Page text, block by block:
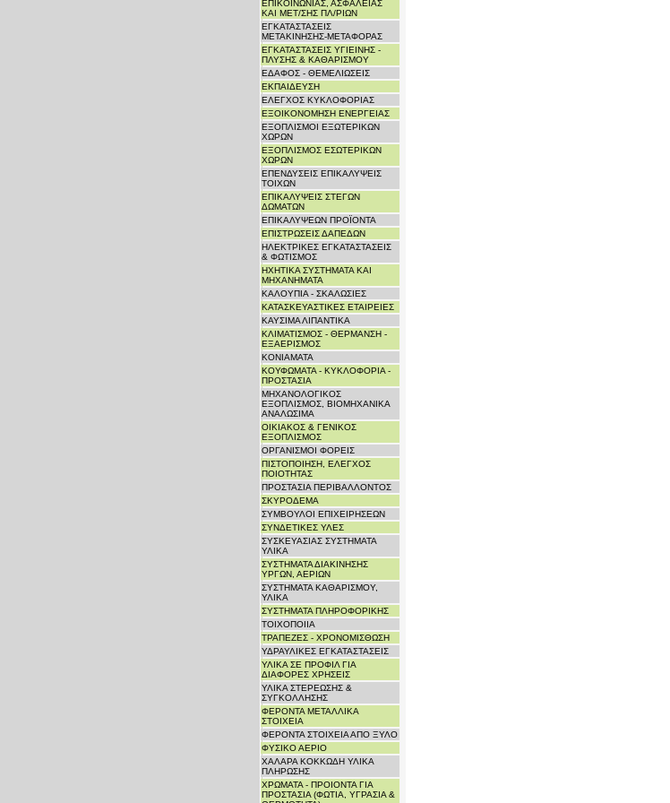
ΕΠΙΚΟΙΝΩΝΙΑΣ, ΑΣΦΑΛΕΙΑΣ
ΚΑΙ ΜΕΤ/ΣΗΣ ΠΛ/ΡΙΩΝ
ΕΓΚΑΤΑΣΤΑΣΕΙΣ
ΜΕΤΑΚΙΝΗΣΗΣ-ΜΕΤΑΦΟΡΑΣ
ΕΓΚΑΤΑΣΤΑΣΕΙΣ ΥΓΙΕΙΝΗΣ -
ΠΛΥΣΗΣ & ΚΑΘΑΡΙΣΜΟΥ
ΕΔΑΦΟΣ - ΘΕΜΕΛΙΩΣΕΙΣ
ΕΚΠΑΙΔΕΥΣΗ
ΕΛΕΓΧΟΣ ΚΥΚΛΟΦΟΡΙΑΣ
ΕΞΟΙΚΟΝΟΜΗΣΗ ΕΝΕΡΓΕΙΑΣ
ΕΞΟΠΛΙΣΜΟΙ ΕΞΩΤΕΡΙΚΩΝ
ΧΩΡΩΝ
ΕΞΟΠΛΙΣΜΟΣ ΕΣΩΤΕΡΙΚΩΝ
ΧΩΡΩΝ
ΕΠΕΝΔΥΣΕΙΣ ΕΠΙΚΑΛΥΨΕΙΣ
ΤΟΙΧΩΝ
ΕΠΙΚΑΛΥΨΕΙΣ ΣΤΕΓΩΝ
ΔΩΜΑΤΩΝ
ΕΠΙΚΑΛΥΨΕΩΝ ΠΡΟΪΟΝΤΑ
ΕΠΙΣΤΡΩΣΕΙΣ ΔΑΠΕΔΩΝ
ΗΛΕΚΤΡΙΚΕΣ ΕΓΚΑΤΑΣΤΑΣΕΙΣ
& ΦΩΤΙΣΜΟΣ
ΗΧΗΤΙΚΑ ΣΥΣΤΗΜΑΤΑ ΚΑΙ
ΜΗΧΑΝΗΜΑΤΑ
ΚΑΛΟΥΠΙΑ - ΣΚΑΛΩΣΙΕΣ
ΚΑΤΑΣΚΕΥΑΣΤΙΚΕΣ ΕΤΑΙΡΕΙΕΣ
ΚΑΥΣΙΜΑ ΛΙΠΑΝΤΙΚΑ
ΚΛΙΜΑΤΙΣΜΟΣ - ΘΕΡΜΑΝΣΗ -
ΕΞΑΕΡΙΣΜΟΣ
ΚΟΝΙΑΜΑΤΑ
ΚΟΥΦΩΜΑΤΑ - ΚΥΚΛΟΦΟΡΙΑ -
ΠΡΟΣΤΑΣΙΑ
ΜΗΧΑΝΟΛΟΓΙΚΟΣ
ΕΞΟΠΛΙΣΜΟΣ, ΒΙΟΜΗΧΑΝΙΚΑ
ΑΝΑΛΩΣΙΜΑ
ΟΙΚΙΑΚΟΣ & ΓΕΝΙΚΟΣ
ΕΞΟΠΛΙΣΜΟΣ
ΟΡΓΑΝΙΣΜΟΙ ΦΟΡΕΙΣ
ΠΙΣΤΟΠΟΙΗΣΗ, ΕΛΕΓΧΟΣ
ΠΟΙΟΤΗΤΑΣ
ΠΡΟΣΤΑΣΙΑ ΠΕΡΙΒΑΛΛΟΝΤΟΣ
ΣΚΥΡΟΔΕΜΑ
ΣΥΜΒΟΥΛΟΙ ΕΠΙΧΕΙΡΗΣΕΩΝ
ΣΥΝΔΕΤΙΚΕΣ ΥΛΕΣ
ΣΥΣΚΕΥΑΣΙΑΣ ΣΥΣΤΗΜΑΤΑ
ΥΛΙΚΑ
ΣΥΣΤΗΜΑΤΑ ΔΙΑΚΙΝΗΣΗΣ
ΥΡΓΩΝ, ΑΕΡΙΩΝ
ΣΥΣΤΗΜΑΤΑ ΚΑΘΑΡΙΣΜΟΥ,
ΥΛΙΚΑ
ΣΥΣΤΗΜΑΤΑ ΠΛΗΡΟΦΟΡΙΚΗΣ
ΤΟΙΧΟΠΟΙΙΑ
ΤΡΑΠΕΖΕΣ - ΧΡΟΝΟΜΙΣΘΩΣΗ
ΥΔΡΑΥΛΙΚΕΣ ΕΓΚΑΤΑΣΤΑΣΕΙΣ
ΥΛΙΚΑ ΣΕ ΠΡΟΦΙΛ ΓΙΑ
ΔΙΑΦΟΡΕΣ ΧΡΗΣΕΙΣ
ΥΛΙΚΑ ΣΤΕΡΕΩΣΗΣ &
ΣΥΓΚΟΛΛΗΣΗΣ
ΦΕΡΟΝΤΑ ΜΕΤΑΛΛΙΚΑ
ΣΤΟΙΧΕΙΑ
ΦΕΡΟΝΤΑ ΣΤΟΙΧΕΙΑ ΑΠΟ ΞΥΛΟ
ΦΥΣΙΚΟ ΑΕΡΙΟ
ΧΑΛΑΡΑ ΚΟΚΚΩΔΗ ΥΛΙΚΑ
ΠΛΗΡΩΣΗΣ
ΧΡΩΜΑΤΑ - ΠΡΟΙΟΝΤΑ ΓΙΑ
ΠΡΟΣΤΑΣΙΑ (ΦΩΤΙΑ, ΥΓΡΑΣΙΑ &